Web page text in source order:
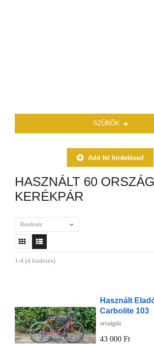
SZŰRŐK
Add fel hirdetésed
HASZNÁLT 60
KERÉKPÁR
Rendezés
1-4 (4 hirdetés)
Használt
Carbolite 103
országúti
43 000 Ft